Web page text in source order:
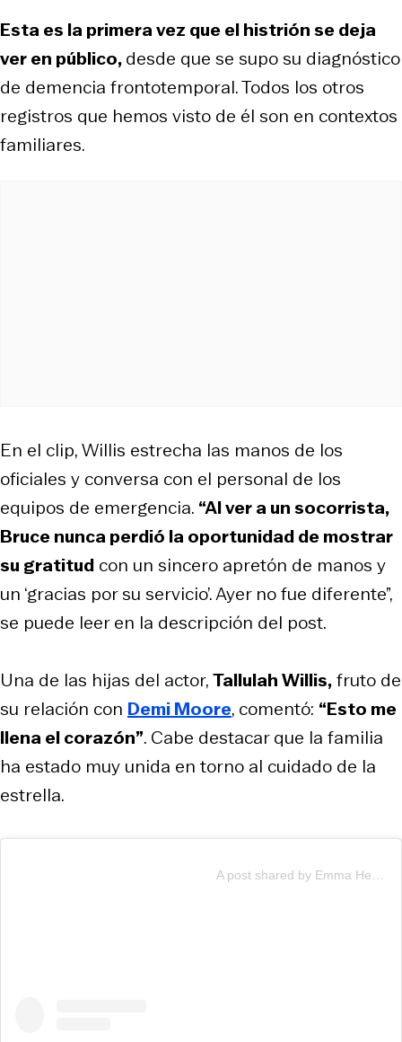
Esta es la primera vez que el histrión se deja
ver en público,desde que se supo su diagnóstico
de demencia frontotemporal. Todos los otros
registros que hemos visto de él son en contextos
familiares.
En el clip, Willis estrecha las manos de los
oficiales y conversa con el personal de los
equipos de emergencia. “Al ver a un socorrista,
Bruce nunca perdió la oportunidad de mostrar
su gratitud con un sincero apretón de manos y
un ‘gracias por su servicio’. Ayer no fue diferente”,
se puede leer en la descripción del post.
Una de las hijas del actor,Tallulah Willis,fruto de
su relación con Demi Moore, comentó: “Esto me
llena el corazón”. Cabe destacar que la familia
ha estado muy unida en torno al cuidado de la
estrella.